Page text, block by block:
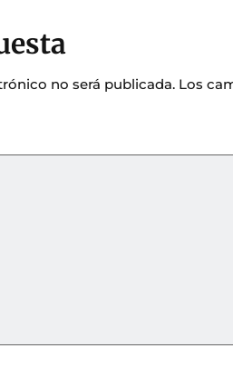
no será publicada. Los